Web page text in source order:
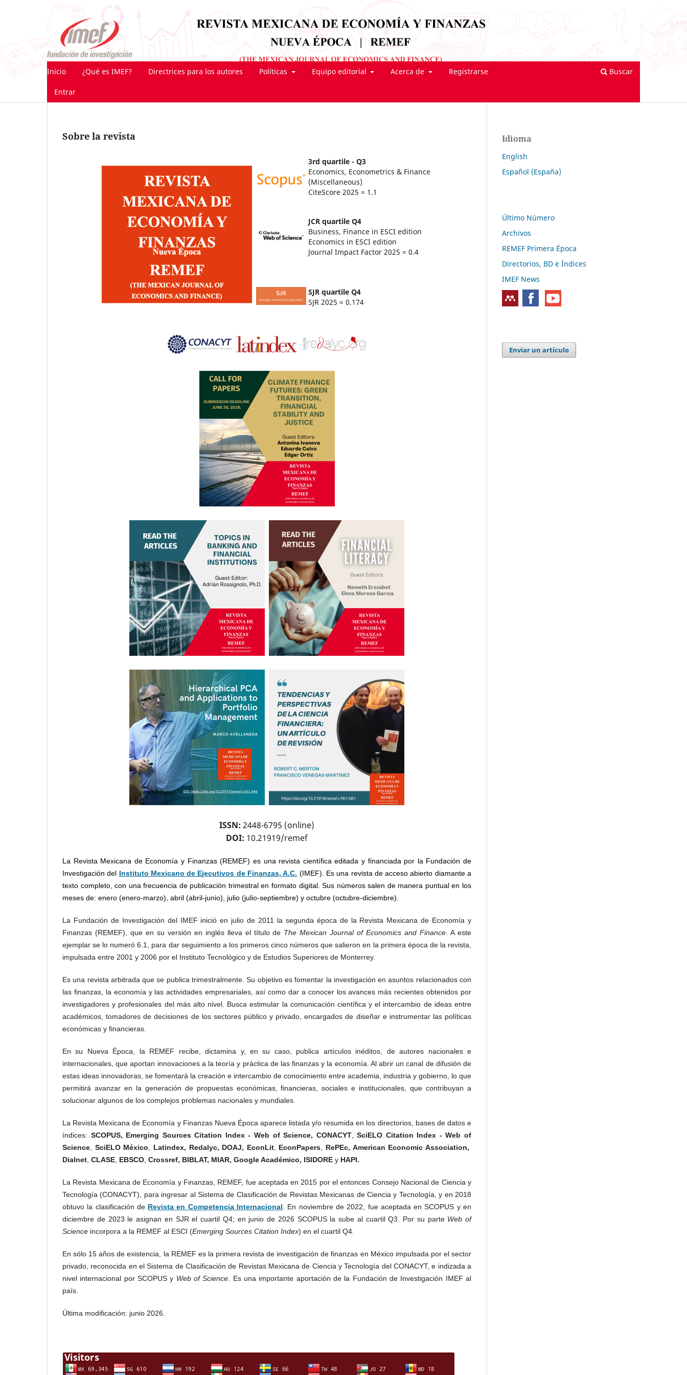
Inicio ¿Qué es IMEF? Directrices para los autores Políticas Equipo editorial Acerca de Registrarse
Entrar
Buscar
Sobre la revista
3rd quartile - Q3
Economics, Econometrics & Finance
(Miscellaneous)
CiteScore 2025 = 1.1
JCR quartile Q4
Business, Finance in ESCI edition
Economics in ESCI edition
Journal Impact Factor 2025 = 0.4
SJR quartile Q4
SJR 2025 = 0.174
ISSN: 2448-6795 (online)
DOI: 10.21919/remef
La Revista Mexicana de Economía y Finanzas (REMEF) es una revista científica editada y financiada por la Fundación de
Investigación del Instituto Mexicano de Ejecutivos de Finanzas, A.C. (IMEF). Es una revista de acceso abierto diamante a
texto completo, con una frecuencia de publicación trimestral en formato digital. Sus números salen de manera puntual en los
meses de: enero (enero-marzo), abril (abril-junio), julio (julio-septiembre) y octubre (octubre-diciembre).
La Fundación de Investigación del IMEF inició en julio de 2011 la segunda época de la Revista Mexicana de Economía y
Finanzas (REMEF), que en su versión en inglés lleva el título de The Mexican Journal of Economics andFinance . A este
ejemplar se lo numeró 6.1, para dar seguimiento a los primeros cinco números que salieron en la primera época de la revista,
impulsada entre 2001 y 2006 por el Instituto Tecnológico y de Estudios Superiores de Monterrey.
Es una revista arbitrada que se publica trimestralmente. Su objetivo es fomentar la investigación en asuntos relacionados con
las finanzas, la economía y las actividades empresariales, así como dar a conocer los avances más recientes obtenidos por
investigadores y profesionales del más alto nivel. Busca estimular la comunicación científica y el intercambio de ideas entre
académicos, tomadores de decisiones de los sectores público y privado, encargados de diseñar e instrumentar las políticas
económicas y financieras.
En su Nueva Época, la REMEF recibe, dictamina y, en su caso, publica artículos inéditos, de autores nacionales e
internacionales, que aportan innovaciones a la teoría y práctica de las finanzas y la economía. Al abrir un canal de difusión de
estas ideas innovadoras, se fomentará la creación e intercambio de conocimiento entre academia, industria y gobierno, lo que
permitirá avanzar en la generación de propuestas económicas, financieras, sociales e institucionales, que contribuyan a
solucionar algunos de los complejos problemas nacionales y mundiales.
La Revista Mexicana de Economía y Finanzas Nueva Época aparece listada y/o resumida en los directorios, bases de datos e
índices: SCOPUS, Emerging Sources Citation Index - Web of Science, CONACYT,SciELO Citation Index - Web of
Science
SciELO México Latindex, Redalyc, DOAJ, EconLit, EconPapers RePEc, American Economic Association,
Dialnet CLASE EBSCO Crossref, BIBLAT, MIAR, Google Académico, ISIDORE y HAPI.
La Revista Mexicana de Economía y Finanzas, REMEF, fue aceptada en 2015 por el entonces Consejo Nacional de Ciencia y
Tecnología (CONACYT), para ingresar al Sistema de Clasificación de Revistas Mexicanas de Ciencia y Tecnología, y en 2018
obtuvo la clasificación de Revista en Competencia Internacional . En noviembre de 2022, fue aceptada en SCOPUS y en
diciembre de 2023 le asignan en SJR el cuartil Q4; en junio de 2026 SCOPUS la sube al cuartil Q3. Por su parte Web of
Science incorpora a la REMEF al ESCI (Emerging Sources Citation Index) en el cuartil Q4.
En sólo 15 años de existencia, la REMEF es la primera revista de investigación de finanzas en México impulsada por el sector
privado, reconocida en el Sistema de Clasificación de Revistas Mexicana de Ciencia y Tecnología del CONACYT, e indizada a
nivel internacional por SCOPUS y Web of Science . Es una importante aportación de la Fundación de Investigación IMEF al
país.
Última modificación: junio 2026.
Idioma
English
Español (España)
Último Número
Archivos
REMEF Primera Época
Directorios, BD e Índices
IMEF News
Enviar un artículo